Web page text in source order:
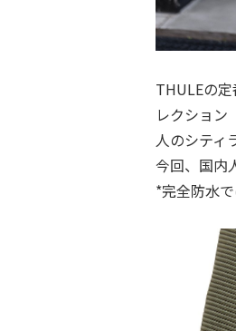
THULEの
レクション
人のシティ
今回、国内
*完全防⽔で